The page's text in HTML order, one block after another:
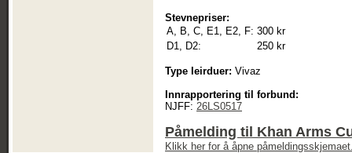
Stevnepriser:
A, B, C, E1, E2, F: 300 kr
D1, D2:
250 kr
Type leirduer: Vivaz
Innrapportering til forbund:
NJFF: 26LS0517
Påmelding til Khan Arms
Klikk her for å åpne